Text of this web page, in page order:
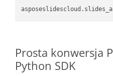
Prosta konwersja
Python SDK